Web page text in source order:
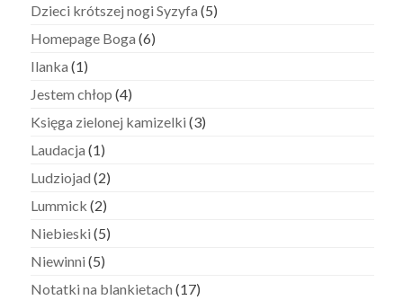
Dzieci krótszej nogi Syzyfa (5)
Homepage Boga (6)
Ilanka (1)
Jestem chłop (4)
Księga zielonej kamizelki (3)
Laudacja (1)
Ludziojad (2)
Lummick (2)
Niebieski (5)
Niewinni (5)
Notatki na blankietach (17)